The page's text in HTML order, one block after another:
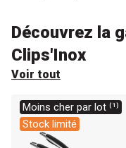
Découvrez la
Clips'Inox
Voir tout
Moins cher par lot ⁽¹⁾
Stock limité